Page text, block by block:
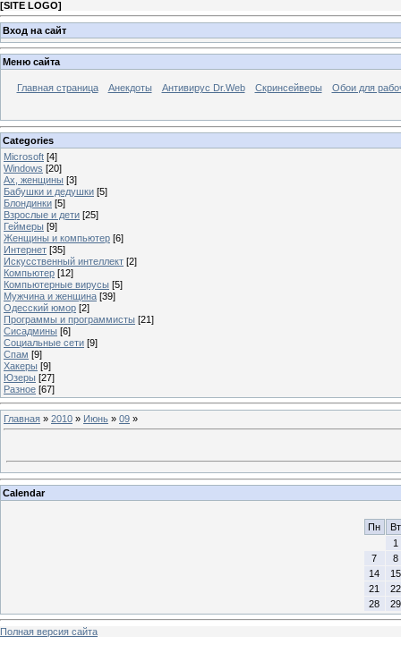
[SITE LOGO]
Вход на сайт
Меню сайта
Главная страница Анекдоты Антивирус Dr.Web Скринсейверы Обои для
Categories
Microsoft [4]
Windows [20]
Ах, женщины [3]
Бабушки и дедушки [5]
Блондинки [5]
Взрослые и дети [25]
Геймеры [9]
Женщины и компьютер [6]
Интернет [35]
Искусственный интеллект [2]
Компьютер [12]
Компьютерные вирусы [5]
Мужчина и женщина [39]
Одесский юмор [2]
Программы и программисты [21]
Сисадмины [6]
Социальные сети [9]
Спам [9]
Хакеры [9]
Юзеры [27]
Разное [67]
Главная » 2010 » Июнь » 09 »
Calendar
Пн
Вт
1
7
8
14
15
21
22
28
29
Полная версия сайта